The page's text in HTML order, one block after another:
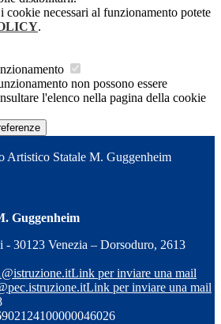
cookie necessari al funzionamento potete
.
non possono essere
l'elenco nella pagina della cookie
Artistico Statale M. Guggenheim
Guggenheim
- 30123 Venezia – Dorsoduro, 2613
Link per inviare una mail
Link per inviare una mail